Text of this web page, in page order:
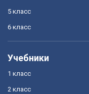
5 класс
6 класс
Учебники
1 класс
2 класс